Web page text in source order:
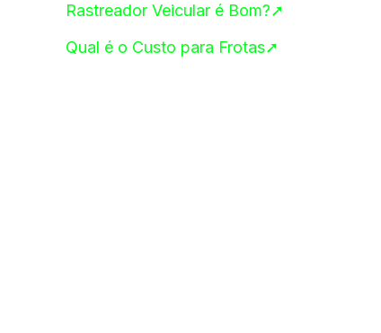
Rastreador Veicular é Bom?➚
Qual é o Custo para Frotas➚